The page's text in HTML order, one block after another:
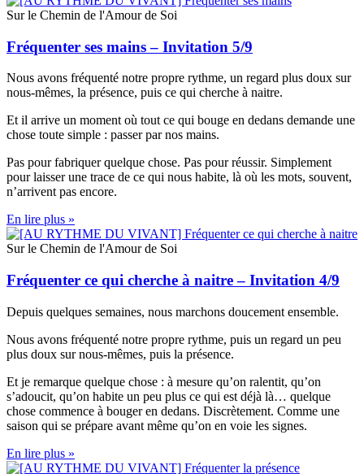
Sur le Chemin de l'Amour de Soi
Fréquenter ses mains – Invitation 5/9
Nous avons fréquenté notre propre rythme, un regard plus doux sur
nous-mêmes, la présence, puis ce qui cherche à naitre.
Et il arrive un moment où tout ce qui bouge en dedans demande une
chose toute simple : passer par nos mains.
Pas pour fabriquer quelque chose. Pas pour réussir. Simplement
pour laisser une trace de ce qui nous habite, là où les mots, souvent,
n’arrivent pas encore.
En lire plus »
Sur le Chemin de l'Amour de Soi
Fréquenter ce qui cherche à naitre – Invitation 4/9
Depuis quelques semaines, nous marchons doucement ensemble.
Nous avons fréquenté notre propre rythme, puis un regard un peu
plus doux sur nous-mêmes, puis la présence.
Et je remarque quelque chose : à mesure qu’on ralentit, qu’on
s’adoucit, qu’on habite un peu plus ce qui est déjà là… quelque
chose commence à bouger en dedans. Discrètement. Comme une
saison qui se prépare avant même qu’on en voie les signes.
En lire plus »